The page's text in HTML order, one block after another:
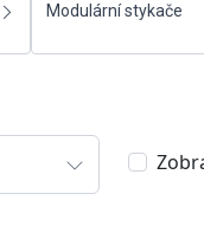
Modulární stykače